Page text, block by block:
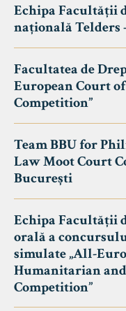
Echipa Facultății
națională
Facultatea de
European Court
Competition”
Team BBU for
Law Moot Court
București
Echipa Facultății
orală a
simulate „All-
Humanitarian
Competition”